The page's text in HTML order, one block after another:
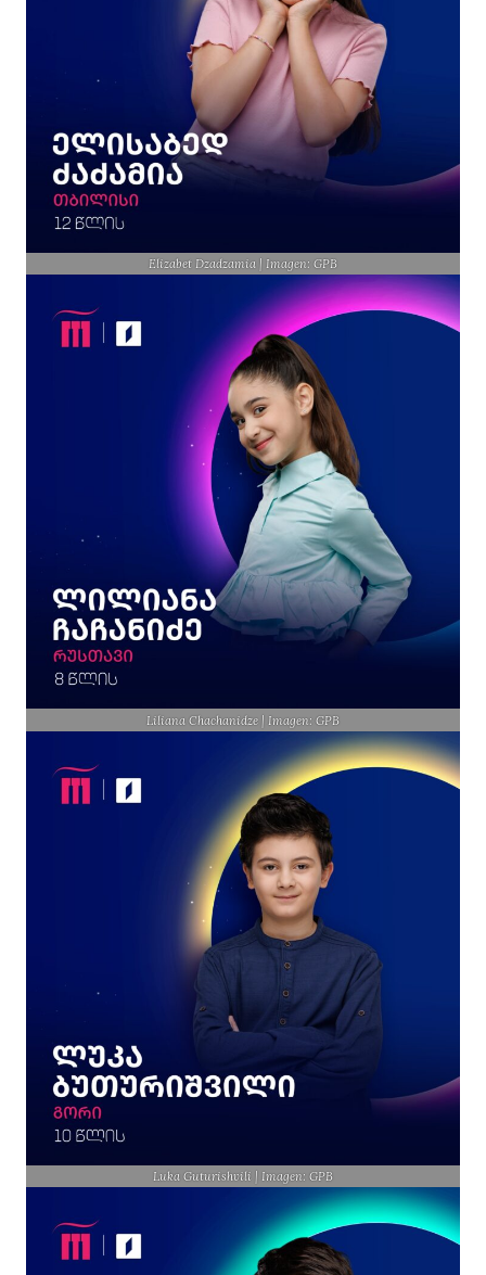
Elizabet Dzadzamia | Imagen: GPB
Liliana Chachanidze | Imagen: GPB
Luka Guturishvili | Imagen: GPB